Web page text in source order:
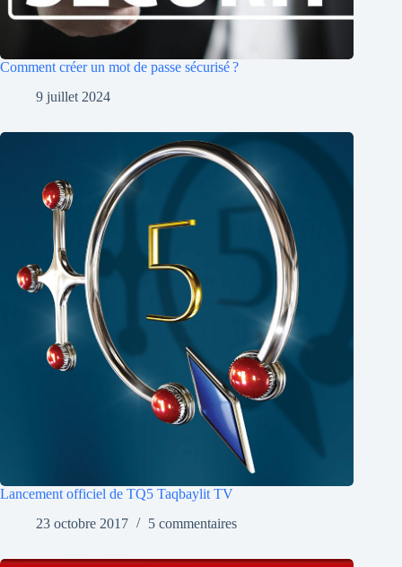
Comment créer un mot de passe sécurisé ?
9 juillet 2024
Lancement officiel de TQ5 Taqbaylit TV
23 octobre 2017
5 commentaires